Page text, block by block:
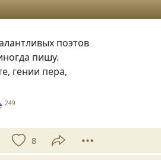
поэтов
пишу.
гении пера,
249
8